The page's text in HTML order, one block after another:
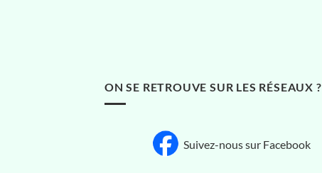
ON SE RETROUVE SUR LES RÉSEAUX ?
Suivez-nous sur Facebook